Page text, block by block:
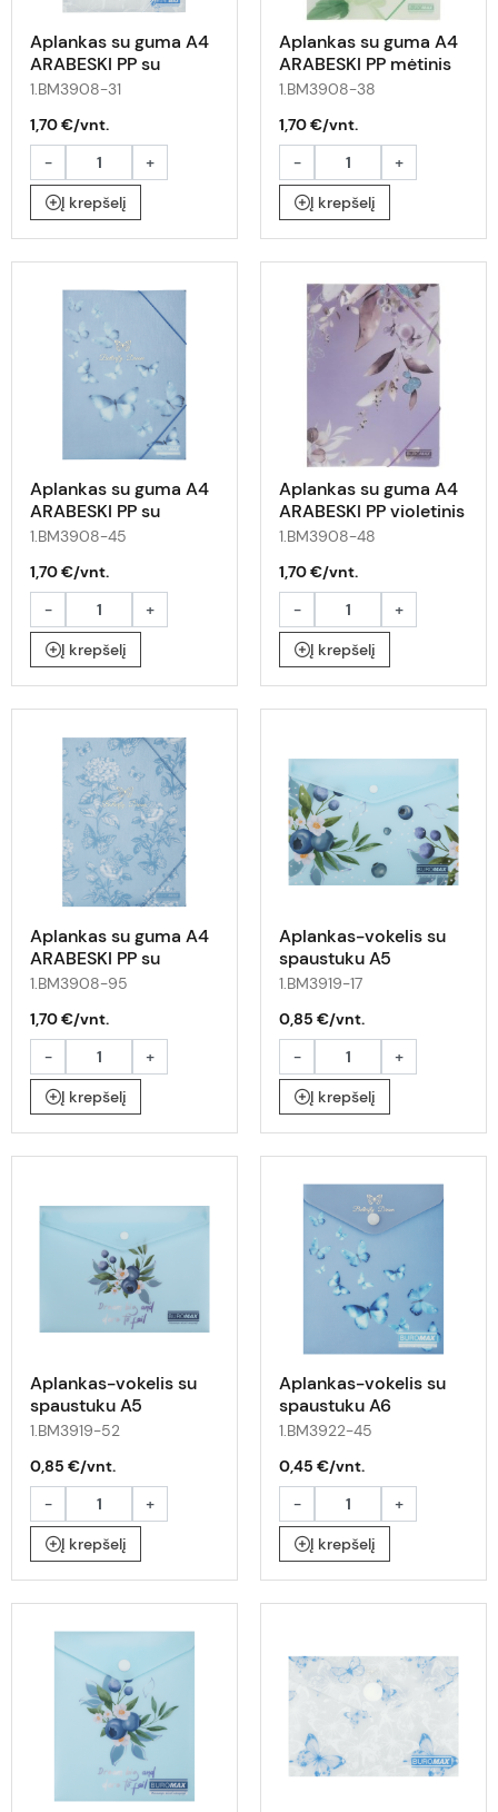
Aplankas su guma A4
ARABESKI PP su
drugeliais
1.BM3908-31
1,70 €/vnt.
-
+
Į krepšelį
Aplankas su guma A4
ARABESKI PP mėtinis
1.BM3908-38
1,70 €/vnt.
-
+
Į krepšelį
Aplankas su guma A4
ARABESKI PP su
drugeliais
1.BM3908-45
1,70 €/vnt.
-
+
Į krepšelį
Aplankas su guma A4
ARABESKI PP violetinis
1.BM3908-48
1,70 €/vnt.
-
+
Į krepšelį
Aplankas su guma A4
ARABESKI PP su
drugeliais
1.BM3908-95
1,70 €/vnt.
-
+
Į krepšelį
Aplankas-vokelis su
spaustuku A5
ARABESKI su uogomis
1.BM3919-17
0,85 €/vnt.
-
+
Į krepšelį
Aplankas-vokelis su
spaustuku A5
ARABESKI su uogomis
1.BM3919-52
0,85 €/vnt.
-
+
Į krepšelį
Aplankas-vokelis su
spaustuku A6
ARABESKI su
1.BM3922-45
0,45 €/vnt.
-
+
Į krepšelį